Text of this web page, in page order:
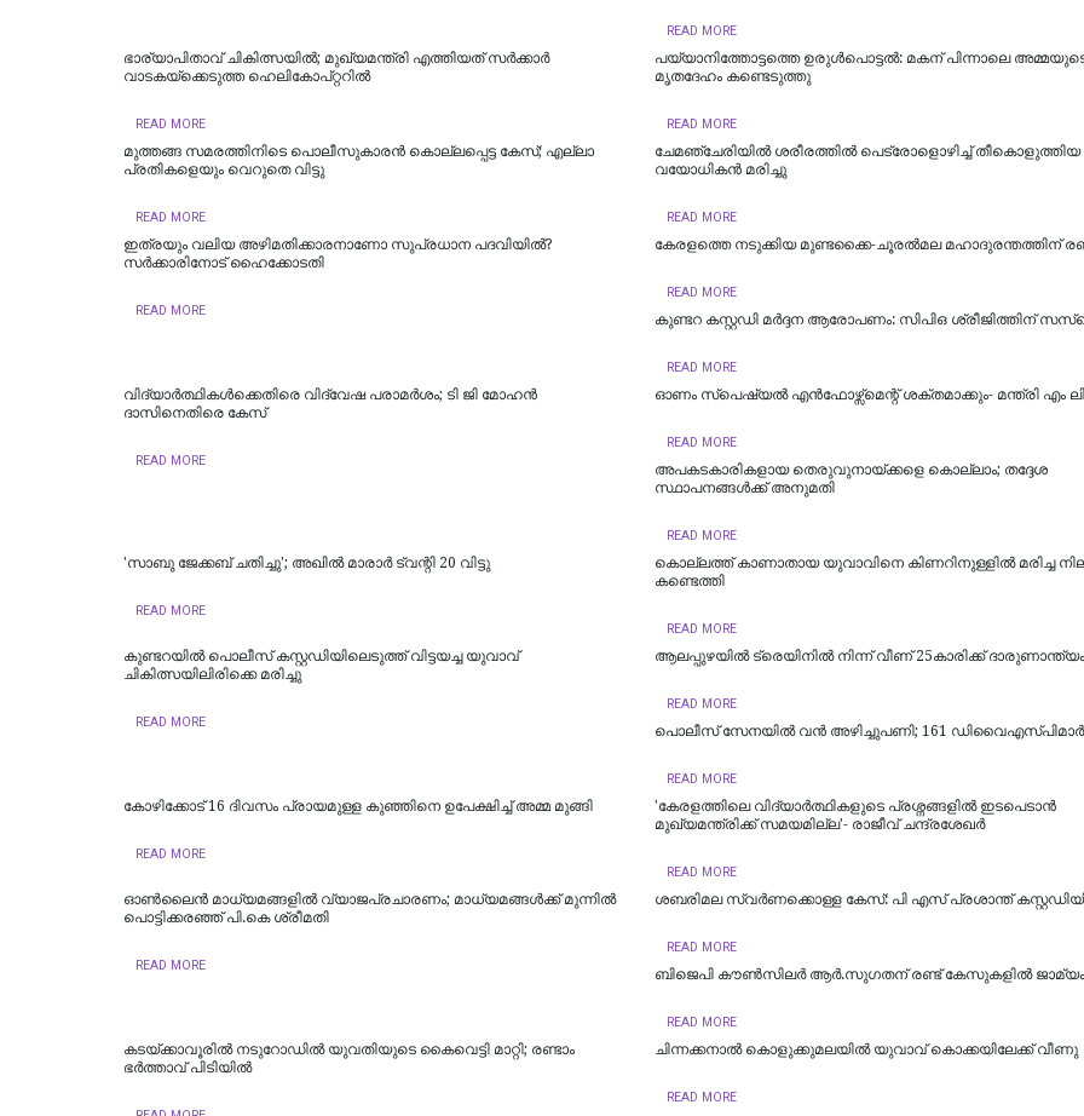
READ MORE
ഭാര്യാപിതാവ് ചികിത്സയിൽ; മുഖ്യമന്ത്രി എത്തിയത് സര്‍ക്കാര്‍
വാടകയ്‌ക്കെടുത്ത ഹെലികോപ്റ്ററില്‍
READ MORE
പയ്യാനിത്തോട്ടത്തെ ഉരുൾപൊട്ടൽ: മകന് പിന്നാലെ
മൃതദേഹം കണ്ടെടുത്തു
READ MORE
മുത്തങ്ങ സമരത്തിനിടെ പൊലീസുകാരൻ കൊല്ലപ്പെട്ട കേസ്; എല്ലാ
പ്രതികളെയും വെറുതെ വിട്ടു
READ MORE
ചേമഞ്ചേരിയില്‍ ശരീരത്തില്‍ പെട്രോളൊഴിച്ച് തീകൊളുത്തിയ
വയോധികന്‍ മരിച്ചു
READ MORE
ഇത്രയും വലിയ അഴിമതിക്കാരനാണോ സുപ്രധാന പദവിയിൽ?
സർക്കാരിനോട് ഹൈക്കോടതി
READ MORE
കേരളത്തെ നടുക്കിയ മുണ്ടക്കൈ-ചൂരല്‍മല മഹാദുരന്തത്തിന്
READ MORE
കുണ്ടറ കസ്റ്റഡി മര്‍ദ്ദന ആരോപണം: സിപിഒ ശ്രീജിത്തിന്
READ MORE
വിദ്യാര്‍ത്ഥികള്‍ക്കെതിരെ വിദ്വേഷ പരാമര്‍ശം; ടി ജി മോഹന്‍
ദാസിനെതിരെ കേസ്
READ MORE
ഓണം സ്‌പെഷ്യൽ എൻഫോഴ്സ്മെന്റ് ശക്തമാക്കും- മന്ത്രി എം
READ MORE
അപകടകാരികളായ തെരുവുനായ്ക്കളെ കൊല്ലാം; തദ്ദേശ
സ്ഥാപനങ്ങൾക്ക് അനുമതി
READ MORE
'സാബു ജേക്കബ് ചതിച്ചു'; അഖിൽ മാരാർ ട്വന്റി 20 വിട്ടു
READ MORE
കൊല്ലത്ത് കാണാതായ യുവാവിനെ കിണറിനുള്ളിൽ മരിച്ച
കണ്ടെത്തി
READ MORE
കുണ്ടറയിൽ പൊലീസ് കസ്റ്റഡിയിലെടുത്ത് വിട്ടയച്ച യുവാവ്
ചികിത്സയിലിരിക്കെ മരിച്ചു
READ MORE
ആലപ്പുഴയിൽ ട്രെയിനില്‍ നിന്ന് വീണ് 25കാരിക്ക് ദാരുണാന്ത്യം
READ MORE
പൊലീസ് സേനയിൽ വൻ അഴിച്ചുപണി; 161 ഡിവൈഎസ്പിമാര്‍ക്ക്
READ MORE
കോഴിക്കോട് 16 ​ദിവസം പ്രായമുള്ള കുഞ്ഞിനെ ഉപേക്ഷിച്ച് അമ്മ മുങ്ങി
READ MORE
'കേരളത്തിലെ വിദ്യാർത്ഥികളുടെ പ്രശ്നങ്ങളിൽ ഇടപെടാൻ
മുഖ്യമന്ത്രിക്ക് സമയമില്ല'- രാജീവ് ചന്ദ്രശേഖർ
READ MORE
ഓൺലൈൻ മാധ്യമങ്ങളിൽ വ്യാജപ്രചാരണം; മാധ്യമങ്ങൾക്ക് മുന്നിൽ
പൊട്ടിക്കരഞ്ഞ് പി.കെ ശ്രീമതി
READ MORE
ശബരിമല സ്വര്‍ണക്കൊള്ള കേസ്: പി എസ് പ്രശാന്ത്
READ MORE
ബിജെപി കൗണ്‍സിലര്‍ ആര്‍.സുഗതന് രണ്ട് കേസുകളില്‍ ജാമ്യം
READ MORE
കടയ്ക്കാവൂരിൽ നടുറോഡില്‍ യുവതിയുടെ കൈവെട്ടി മാറ്റി; രണ്ടാം
ഭര്‍ത്താവ് പിടിയിൽ
ചിന്നക്കനാൽ കൊളുക്കുമലയില്‍ യുവാവ് കൊക്കയിലേക്ക് വീണു
READ MORE